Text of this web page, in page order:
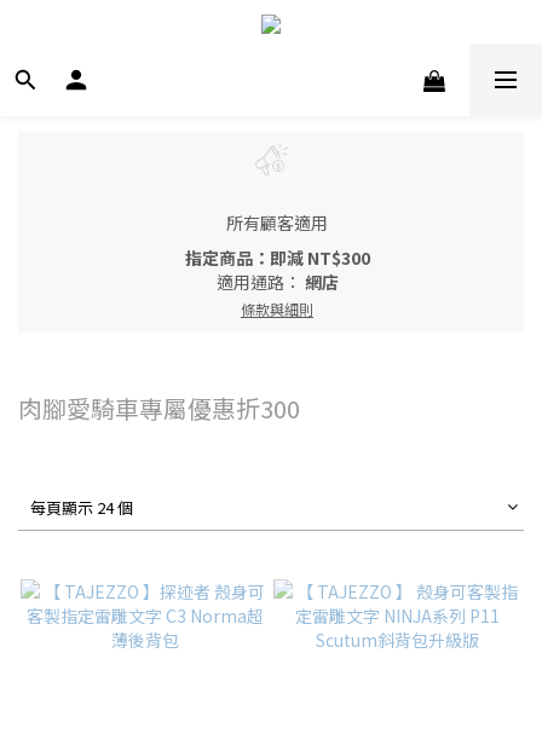
所有顧客適用
指定商品：即減 NT$300
適用通路： 網店
條款與細則
肉腳愛騎車專屬優惠折300
每頁顯示 24 個